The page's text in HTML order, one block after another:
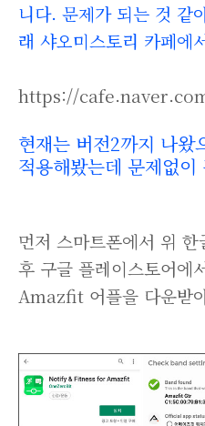
니다. 문제가 되는 것 같
래 샤오미스토리 카페에
https://
현재는 버전2까지 나왔
적용해봤는데 문제없이
먼저 스마트폰에서 위
후 구글 플레이스토어
Amazfit 어플을 다운받